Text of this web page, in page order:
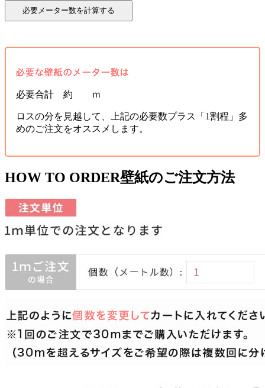
必要合計 約 ｍ
ロスの分を見越して、上記の必要数プラス「1割程」多
めのご注文をオススメします。
HOW TO ORDER壁紙のご注文方法